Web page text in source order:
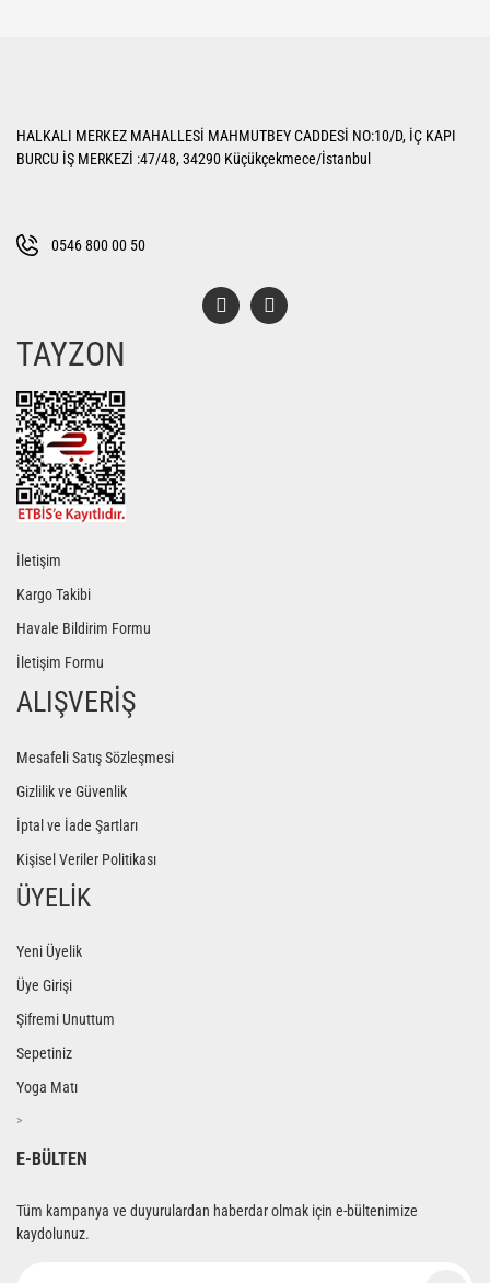
Ürün açıklamasında eksik bilgiler bulunuyor.
Bu ürüne benzer farklı alternatifler olmalı.
HALKALI MERKEZ MAHALLESİ MAHMUTBEY CADDESİ NO:10/D, İÇ KAPI
BURCU İŞ MERKEZİ :47/48, 34290 Küçükçekmece/İstanbul
0546 800 00 50
TAYZON
İletişim
Kargo Takibi
Havale Bildirim Formu
İletişim Formu
ALIŞVERİŞ
Mesafeli Satış Sözleşmesi
Gizlilik ve Güvenlik
İptal ve İade Şartları
Kişisel Veriler Politikası
ÜYELİK
Yeni Üyelik
Üye Girişi
Şifremi Unuttum
Sepetiniz
Yoga Matı
>
E-BÜLTEN
Tüm kampanya ve duyurulardan haberdar olmak için e-bültenimize
kaydolunuz.